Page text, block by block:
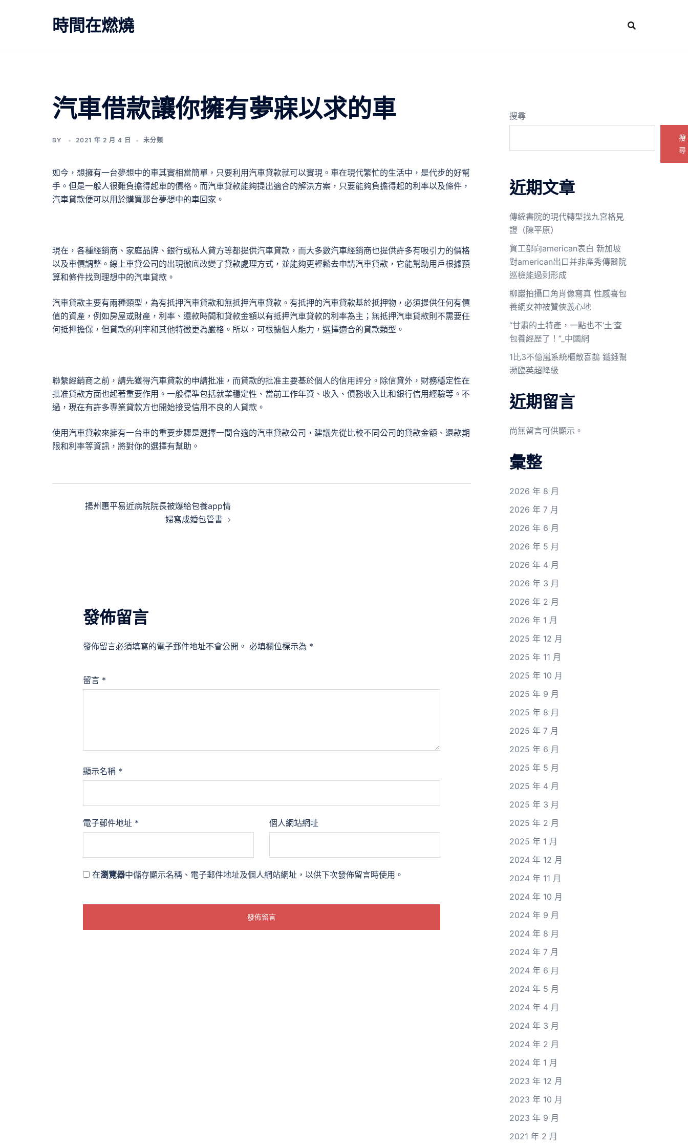
時間在燃燒
汽車借款讓你擁有夢寐以求的車
BY 2021 年 2 月 4 日 未分類
如今，想擁有一台夢想中的車其實相當簡單，只要利用汽車貸款就可以實現。車在現代繁忙的生活中，是代步的好幫
手。但是一般人很難負擔得起車的價格。而汽車貸款能夠提出適合的解決方案，只要能夠負擔得起的利率以及條件，
汽車貸款便可以用於購買那台夢想中的車回家。
現在，各種經銷商、家庭品牌、銀行或私人貸方等都提供汽車貸款，而大多數汽車經銷商也提供許多有吸引力的價格
以及車價調整。線上車貸公司的出現徹底改變了貸款處理方式，並能夠更輕鬆去申請汽車貸款，它能幫助用戶根據預
算和條件找到理想中的汽車貸款。
汽車貸款主要有兩種類型，為有抵押汽車貸款和無抵押汽車貸款。有抵押的汽車貸款基於抵押物，必須提供任何有價
值的資產，例如房屋或財產，利率、還款時間和貸款金額以有抵押汽車貸款的利率為主；無抵押汽車貸款則不需要任
何抵押擔保，但貸款的利率和其他特徵更為嚴格。所以，可根據個人能力，選擇適合的貸款類型。
聯繫經銷商之前，請先獲得汽車貸款的申請批准，而貸款的批准主要基於個人的信用評分。除信貸外，財務穩定性在
批准貸款方面也起著重要作用。一般標準包括就業穩定性、當前工作年資、收入、債務收入比和銀行信用經驗等。不
過，現在有許多專業貸款方也開始接受信用不良的人貸款。
使用汽車貸款來擁有一台車的重要步驟是選擇一間合適的汽車貸款公司，建議先從比較不同公司的貸款金額、還款期
限和利率等資訊，將對你的選擇有幫助。
揚州惠平易近病院院長被爆給包養app情
婦寫成婚包管書
發佈留言
發佈留言必須填寫的電子郵件地址不會公開。 必填欄位標示為 *
留言 *
顯示名稱 *
電子郵件地址 * 個人網站網址
在瀏覽器中儲存顯示名稱、電子郵件地址及個人網站網址，以供下次發佈留言時使用。
搜尋
搜
尋
近期文章
傳統書院的現代轉型找九宮格見
證（陳平原）
貿工部向american表白 新加坡
對american出口并非產秀傳醫院
巡檢能過剩形成
柳巖拍攝口角肖像寫真 性感喜包
養網女神被贊俠義心地
“甘肅的土特產，一點也不‘土’查
包養經歷了！”_中國網
1比3不億嵐系統櫃敵喜鵲 鐵錘幫
瀕臨英超降級
近期留言
尚無留言可供顯示。
彙整
2026 年 8 月
2026 年 7 月
2026 年 6 月
2026 年 5 月
2026 年 4 月
2026 年 3 月
2026 年 2 月
2026 年 1 月
2025 年 12 月
2025 年 11 月
2025 年 10 月
2025 年 9 月
2025 年 8 月
2025 年 7 月
2025 年 6 月
2025 年 5 月
2025 年 4 月
2025 年 3 月
2025 年 2 月
2025 年 1 月
2024 年 12 月
2024 年 11 月
2024 年 10 月
2024 年 9 月
2024 年 8 月
2024 年 7 月
2024 年 6 月
2024 年 5 月
2024 年 4 月
2024 年 3 月
2024 年 2 月
2024 年 1 月
2023 年 12 月
2023 年 10 月
2023 年 9 月
2021 年 2 月